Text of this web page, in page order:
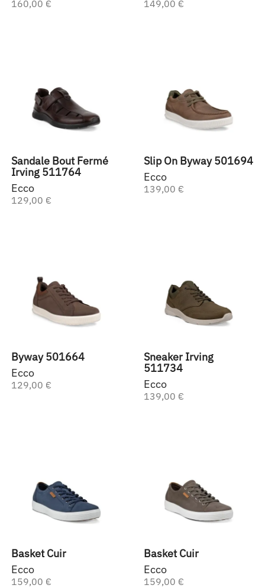
160,00 € 149,00 €
Sandale Bout Fermé
Irving 511764
Ecco
129,00 €
Slip On Byway 501694
Ecco
139,00 €
Byway 501664
Ecco
129,00 €
Sneaker Irving
511734
Ecco
139,00 €
Basket Cuir
Ecco
159,00 €
Basket Cuir
Ecco
159,00 €